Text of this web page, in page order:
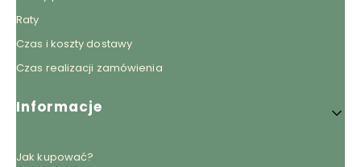
Raty
Czas i koszty dostawy
Czas realizacji zamówienia
Informacje
Jak kupować?